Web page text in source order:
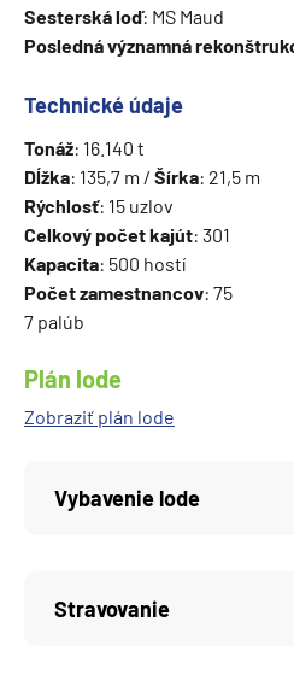
Sesterská loď: MS Maud
Posledná významná
Technické údaje
Tonáž: 16.140 t
Dĺžka: 135,7 m / Šírka: 21,5 m
Rýchlosť: 15 uzlov
Celkový počet kajút: 301
Kapacita: 500 hostí
Počet zamestnancov: 75
7 palúb
Plán lode
Zobraziť plán lode
Vybavenie lode
Stravovanie